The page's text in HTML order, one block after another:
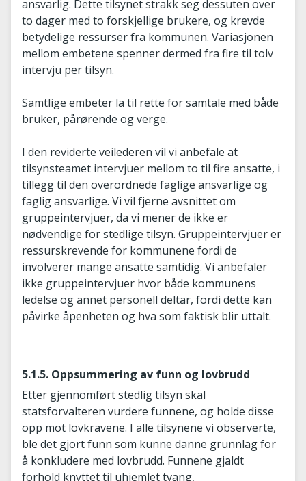
ansvarlig. Dette tilsynet strakk seg dessuten over
to dager med to forskjellige brukere, og krevde
betydelige ressurser fra kommunen. Variasjonen
mellom embetene spenner dermed fra fire til tolv
intervju per tilsyn.
Samtlige embeter la til rette for samtale med både
bruker, pårørende og verge.
I den reviderte veilederen vil vi anbefale at
tilsynsteamet intervjuer mellom to til fire ansatte, i
tillegg til den overordnede faglige ansvarlige og
faglig ansvarlige. Vi vil fjerne avsnittet om
gruppeintervjuer, da vi mener de ikke er
nødvendige for stedlige tilsyn. Gruppeintervjuer er
ressurskrevende for kommunene fordi de
involverer mange ansatte samtidig. Vi anbefaler
ikke gruppeintervjuer hvor både kommunens
ledelse og annet personell deltar, fordi dette kan
påvirke åpenheten og hva som faktisk blir uttalt.
5.1.5. Oppsummering av funn og lovbrudd
Etter gjennomført stedlig tilsyn skal
statsforvalteren vurdere funnene, og holde disse
opp mot lovkravene. I alle tilsynene vi observerte,
ble det gjort funn som kunne danne grunnlag for
å konkludere med lovbrudd. Funnene gjaldt
forhold knyttet til uhjemlet tvang,